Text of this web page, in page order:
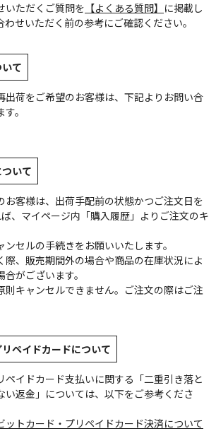
いただくご質問を 【よくある質問】 に掲載し
せいただく前の参考にご確認ください。
て
出荷をご希望のお客様は、下記よりお問い合
。
いて
お客様は、出荷手配前の状態かつご注文日を
、マイページ内「購入履歴」よりご注文のキ
セルの手続きをお願いいたします。
、販売期間外の場合や商品の在庫状況によ
がございます。
キャンセルできません。ご注文の際はご注
ペイドカードについて
ペイドカード支払いに関する「二重引き落と
い返金」については、以下をご参考くださ
ットカード・プリペイドカード決済について